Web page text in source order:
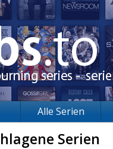
Alle Serien
Serien